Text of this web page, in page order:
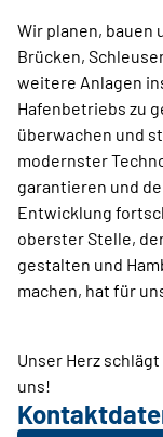
Wir planen, bauen
Brücken,
weitere Anlagen
Hafenbetriebs zu
überwachen und
modernster
garantieren und
Entwicklung
oberster Stelle,
gestalten und
machen, hat für
Unser Herz
uns!